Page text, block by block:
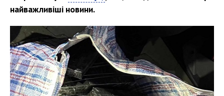
найважливіші новини.